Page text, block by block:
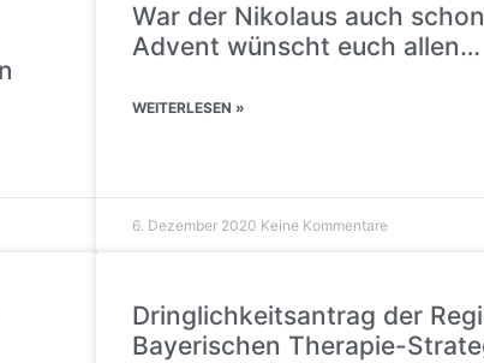
War der Nikolaus auch
Advent wünscht euch allen…
WEITERLESEN »
6. Dezember 2020 Keine Kommentare
Dringlichkeitsantrag der
Bayerischen Therapie-